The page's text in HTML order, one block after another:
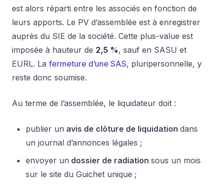
est alors réparti entre les associés en fonction de
leurs apports. Le PV d’assemblée est à enregistrer
auprès du SIE de la société. Cette plus-value est
imposée à hauteur de 2,5 %, sauf en SASU et
EURL. La fermeture d’une SAS, pluripersonnelle, y
reste donc soumise.
Au terme de l’assemblée, le liquidateur doit :
publier un avis de clôture de liquidation dans
un journal d’annonces légales ;
envoyer un dossier de radiation sous un mois
sur le site du Guichet unique ;